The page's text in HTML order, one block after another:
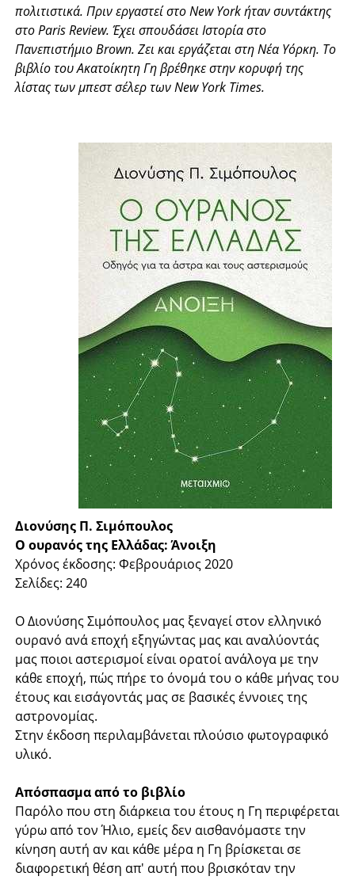
πολιτιστικά. Πριν εργαστεί στο New York ήταν συντάκτης
στο Paris Review. Έχει σπουδάσει Ιστορία στο
Πανεπιστήμιο Brown. Ζει και εργάζεται στη Νέα Υόρκη. Το
βιβλίο του Ακατοίκητη Γη βρέθηκε στην κορυφή της
λίστας των μπεστ σέλερ των New York Times.
Διονύσης Π. Σιμόπουλος
Ο ουρανός της Ελλάδας: Άνοιξη
Χρόνος έκδοσης: Φεβρουάριος 2020
Σελίδες: 240
Ο Διονύσης Σιμόπουλος μας ξεναγεί στον ελληνικό
ουρανό ανά εποχή εξηγώντας μας και αναλύοντάς
μας ποιοι αστερισμοί είναι ορατοί ανάλογα με την
κάθε εποχή, πώς πήρε το όνομά του ο κάθε μήνας του
έτους και εισάγοντάς μας σε βασικές έννοιες της
αστρονομίας.
Στην έκδοση περιλαμβάνεται πλούσιο φωτογραφικό
υλικό.
Απόσπασμα από το βιβλίο
Παρόλο που στη διάρκεια του έτους η Γη περιφέρεται
γύρω από τον Ήλιο, εμείς δεν αισθανόμαστε την
κίνηση αυτή αν και κάθε μέρα η Γη βρίσκεται σε
διαφορετική θέση απ' αυτή που βρισκόταν την